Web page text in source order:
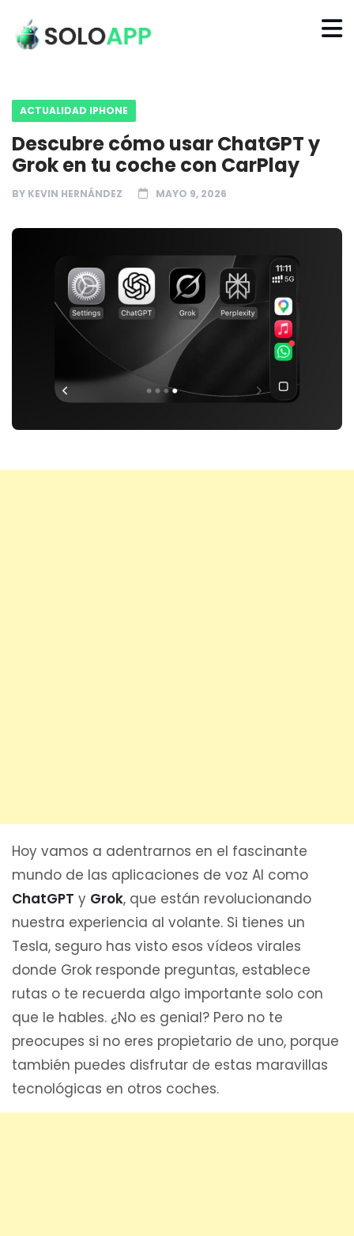
ACTUALIDAD IPHONE
Descubre cómo usar ChatGPT y
Grok en tu coche con CarPlay
BY KEVIN HERNÁNDEZ MAYO 9, 2026
Hoy vamos a adentrarnos en el fascinante
mundo de las aplicaciones de voz AI como
ChatGPT y Grok, que están revolucionando
nuestra experiencia al volante. Si tienes un
Tesla, seguro has visto esos vídeos virales
donde Grok responde preguntas, establece
rutas o te recuerda algo importante solo con
que le hables. ¿No es genial? Pero no te
preocupes si no eres propietario de uno, porque
también puedes disfrutar de estas maravillas
tecnológicas en otros coches.